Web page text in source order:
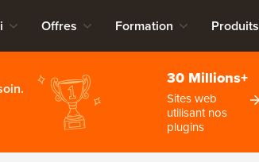
Offres Formation Produits
30 Millions+
Sites web
utilisant nos
plugins